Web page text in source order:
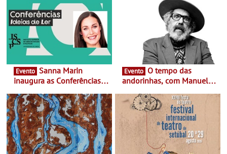
Evento
inaugura as Conferências
Antiga primeira-ministra da
Finlândia é a convidada da
primeira edição do novo
ciclo de debates dedicado
aos grandes temas do
nosso tempo
Evento
andorinhas, com Manuel
Atum - Concerto
performance na MAAT
Gallery a 3 de Setembro,